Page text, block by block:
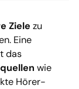
Ziele zu
Eine
das
wie
Hörer-